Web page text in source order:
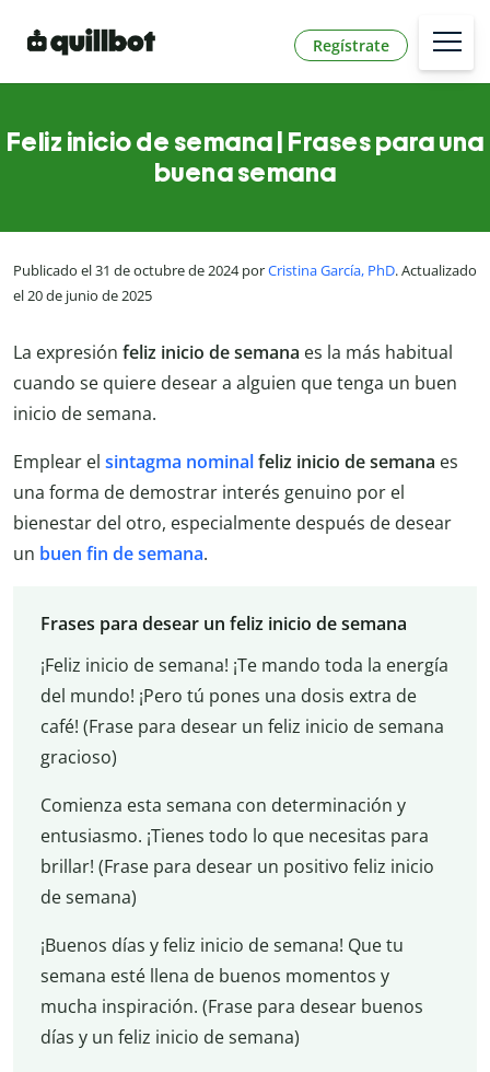
Regístrate
Feliz inicio de semana | Frases para una
buena semana
Publicado el 31 de octubre de 2024 porCristina García, PhD. Actualizado
el 20 de junio de 2025
La expresión feliz inicio de semana es la más habitual
cuando se quiere desear a alguien que tenga un buen
inicio de semana.
Emplear el sintagma nominalfeliz inicio de semana es
una forma de demostrar interés genuino por el
bienestar del otro, especialmente después de desear
un buen fin de semana.
Frases para desear un feliz inicio de semana
¡Feliz inicio de semana! ¡Te mando toda la energía
del mundo! ¡Pero tú pones una dosis extra de
café! (Frase para desear un feliz inicio de semana
gracioso)
Comienza esta semana con determinación y
entusiasmo. ¡Tienes todo lo que necesitas para
brillar! (Frase para desear un positivo feliz inicio
de semana)
¡Buenos días y feliz inicio de semana! Que tu
semana esté llena de buenos momentos y
mucha inspiración. (Frase para desear buenos
días y un feliz inicio de semana)